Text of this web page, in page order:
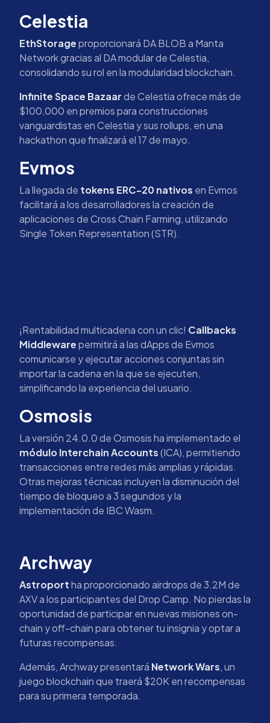
Celestia
EthStorageproporcionará DA BLOB a Manta
Network gracias al DA modular de Celestia,
consolidando su rol en la modularidad blockchain.
Infinite Space Bazaarde Celestia ofrece más de
$100,000 en premios para construcciones
vanguardistas en Celestia y sus rollups, en una
hackathon que finalizará el 17 de mayo.
Evmos
La llegada de tokens ERC-20 nativos en Evmos
facilitará a los desarrolladores la creación de
aplicaciones de Cross Chain Farming, utilizando
Single Token Representation (STR).
¡Rentabilidad multicadena con un clic! Callbacks
Middlewarepermitirá a las dApps de Evmos
comunicarse y ejecutar acciones conjuntas sin
importar la cadena en la que se ejecuten,
simplificando la experiencia del usuario.
Osmosis
La versión 24.0.0 de Osmosis ha implementado el
módulo Interchain Accounts(ICA), permitiendo
transacciones entre redes más amplias y rápidas.
Otras mejoras técnicas incluyen la disminución del
tiempo de bloqueo a 3 segundos y la
implementación de IBC Wasm.
Archway
Astroportha proporcionado airdrops de 3.2M de
AXV a los participantes del Drop Camp. No pierdas la
oportunidad de participar en nuevas misiones on-
chain y off-chain para obtener tu insignia y optar a
futuras recompensas.
Además, Archway presentará Network Wars, un
juego blockchain que traerá $20K en recompensas
para su primera temporada.